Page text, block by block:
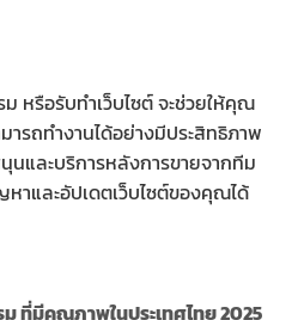
หรือรับทำเว็บไซต์ จะช่วยให้คุณ
ารถทำงานได้อย่างมีประสิทธิภาพ
และบริการหลังการขายจากทีม
าและอัปเดตเว็บไซต์ของคุณได้
ที่มีคุณภาพในประเทศไทย 2025